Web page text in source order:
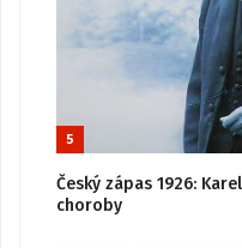
5
Český zápas 1926:
choroby